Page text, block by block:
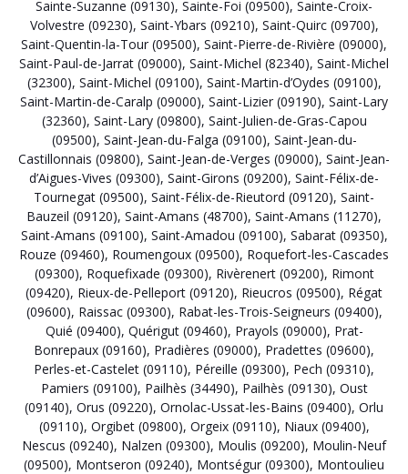
Sainte-Suzanne (09130), Sainte-Foi (09500), Sainte-Croix-
Volvestre (09230), Saint-Ybars (09210), Saint-Quirc (09700),
Saint-Quentin-la-Tour (09500), Saint-Pierre-de-Rivière (09000),
Saint-Paul-de-Jarrat (09000), Saint-Michel (82340), Saint-Michel
(32300), Saint-Michel (09100), Saint-Martin-d’Oydes (09100),
Saint-Martin-de-Caralp (09000), Saint-Lizier (09190), Saint-Lary
(32360), Saint-Lary (09800), Saint-Julien-de-Gras-Capou
(09500), Saint-Jean-du-Falga (09100), Saint-Jean-du-
Castillonnais (09800), Saint-Jean-de-Verges (09000), Saint-Jean-
d’Aigues-Vives (09300), Saint-Girons (09200), Saint-Félix-de-
Tournegat (09500), Saint-Félix-de-Rieutord (09120), Saint-
Bauzeil (09120), Saint-Amans (48700), Saint-Amans (11270),
Saint-Amans (09100), Saint-Amadou (09100), Sabarat (09350),
Rouze (09460), Roumengoux (09500), Roquefort-les-Cascades
(09300), Roquefixade (09300), Rivèrenert (09200), Rimont
(09420), Rieux-de-Pelleport (09120), Rieucros (09500), Régat
(09600), Raissac (09300), Rabat-les-Trois-Seigneurs (09400),
Quié (09400), Quérigut (09460), Prayols (09000), Prat-
Bonrepaux (09160), Pradières (09000), Pradettes (09600),
Perles-et-Castelet (09110), Péreille (09300), Pech (09310),
Pamiers (09100), Pailhès (34490), Pailhès (09130), Oust
(09140), Orus (09220), Ornolac-Ussat-les-Bains (09400), Orlu
(09110), Orgibet (09800), Orgeix (09110), Niaux (09400),
Nescus (09240), Nalzen (09300), Moulis (09200), Moulin-Neuf
(09500), Montseron (09240), Montségur (09300), Montoulieu